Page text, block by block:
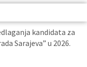
kandidata za
Sarajeva” u 2026.